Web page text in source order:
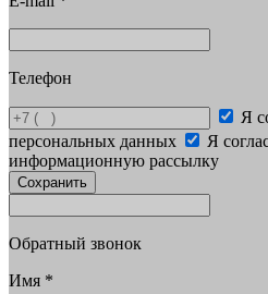
Телефон
Я
персональных данных
Я
информационную рассылку
Сохранить
Обратный звонок
Имя *